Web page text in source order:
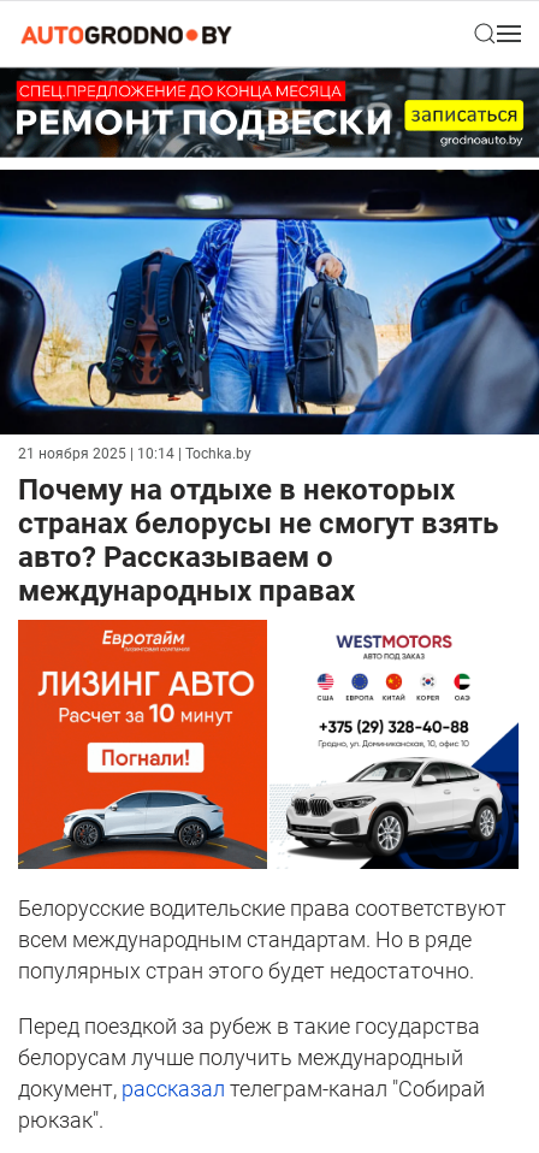
21 ноября 2025 | 10:14 | Tochka.by
Почему на отдыхе в некоторых
странах белорусы не смогут взять
авто? Рассказываем о
международных правах
Белорусские водительские права соответствуют
всем международным стандартам. Но в ряде
популярных стран этого будет недостаточно.
Перед поездкой за рубеж в такие государства
белорусам лучше получить международный
документ, рассказал телеграм-канал "Собирай
рюкзак".